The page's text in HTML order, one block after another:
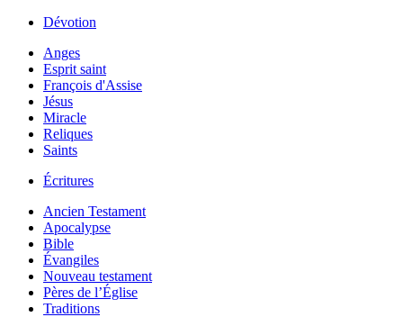
Dévotion
Anges
Esprit saint
François d'Assise
Jésus
Miracle
Reliques
Saints
Écritures
Ancien Testament
Apocalypse
Bible
Évangiles
Nouveau testament
Pères de l’Église
Traditions